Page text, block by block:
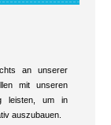
an unserer
mit unseren
leisten, um in
auszubauen.